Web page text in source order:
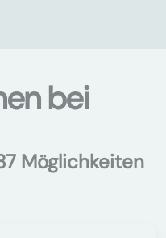
bei
Möglichkeiten